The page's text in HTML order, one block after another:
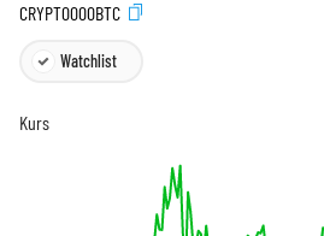
CRYPT0000BTC
Watchlist
Kurs